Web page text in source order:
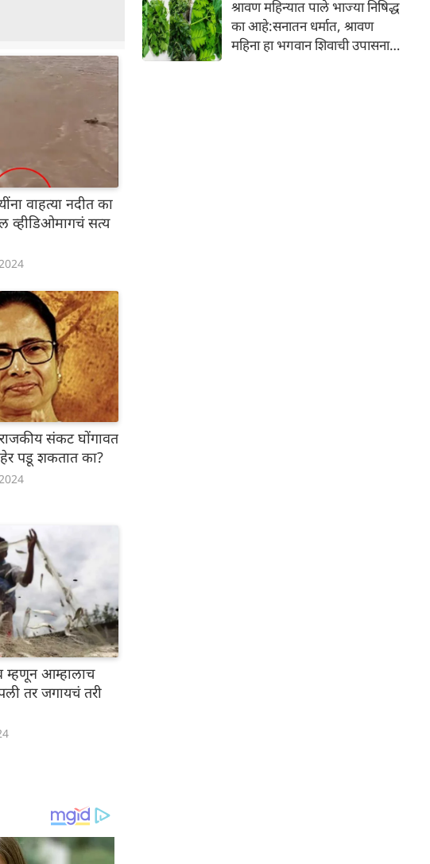
वाहत्या नदीत का
व्हीडिओमागचं सत्य
राजकीय संकट घोंगावत
पडू शकतात का?
म्हणून आम्हालाच
तर जगायचं तरी
आणि ब्लॅकहेड्स यांसारख्या समस्या
निर्माण होतात.
श्रावण महिन्यात पाले भाज्या निषिद्ध
का आहे:सनातन धर्मात, श्रावण
महिना हा भगवान शिवाची उपासना